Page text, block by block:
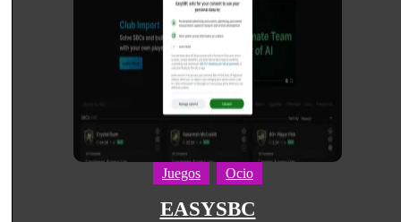
Juegos Ocio
EASYSBC